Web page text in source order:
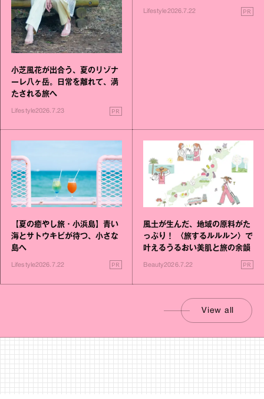
小芝風花が出合う、夏のリゾナ
ーレ八ヶ岳。日常を離れて、満
たされる旅へ
Lifestyle2026.7.23 PR
Lifestyle2026.7.22 PR
【夏の癒やし旅・小浜島】青い
海とサトウキビが待つ、小さな
島へ
Lifestyle2026.7.22 PR
風土が生んだ、地域の原料がた
っぷり！ 〈旅するルルルン〉で
叶えるうるおい美肌と旅の余韻
Beauty2026.7.22 PR
View all